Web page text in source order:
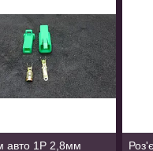
авто 1P 2,8мм